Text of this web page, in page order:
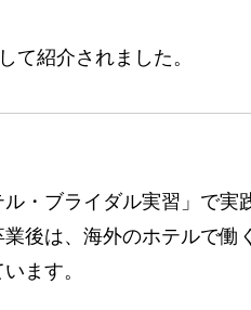
て紹介されました。
・ブライダル実習」で実
後は、海外のホテルで働
ます。